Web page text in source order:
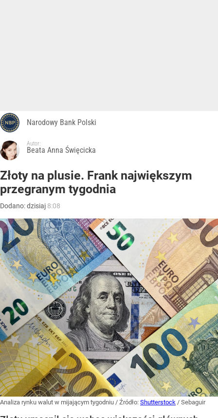
Narodowy Bank Polski
Autor:
Beata Anna Święcicka
Złoty na plusie. Frank największym
przegranym tygodnia
Dodano:dzisiaj 8:08
Analiza rynku walut w mijającym tygodniu / Źródło: Shutterstock / Sebaguir